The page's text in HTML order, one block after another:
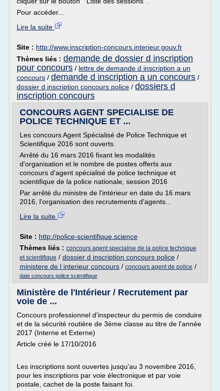
Pour accéder...
Lire la suite
Site : http://www.inscription-concours.interieur.gouv.fr
Thèmes liés : demande de dossier d inscription
pour concours / lettre de demande d inscription a un
concours / demande d inscription a un concours /
dossier d inscription concours police / dossiers d
inscription concours
CONCOURS AGENT SPECIALISE DE
POLICE TECHNIQUE ET ...
Les concours Agent Spécialisé de Police Technique et
Scientifique 2016 sont ouverts.
Arrêté du 16 mars 2016 fixant les modalités
d'organisation et le nombre de postes offerts aux
concours d'agent spécialisé de police technique et
scientifique de la police nationale, session 2016
Par arrêté du ministre de l'intérieur en date du 16 mars
2016, l'organisation des recrutements d'agents...
Lire la suite
Site : http://police-scientifique.science
Thèmes liés : concours agent specialise de la police technique
et scientifique / dossier d inscription concours police /
ministere de l interieur concours / concours agent de police /
date concours police scientifique
Ministère de l'Intérieur / Recrutement par
voie de ...
Concours professionnel d'inspecteur du permis de conduire
et de la sécurité routière de 3ème classe au titre de l'année
2017 (Interne et Externe)
Article créé le 17/10/2016
Les inscriptions sont ouvertes jusqu'au 3 novembre 2016,
pour les inscriptions par voie électronique et par voie
postale, cachet de la poste faisant foi.